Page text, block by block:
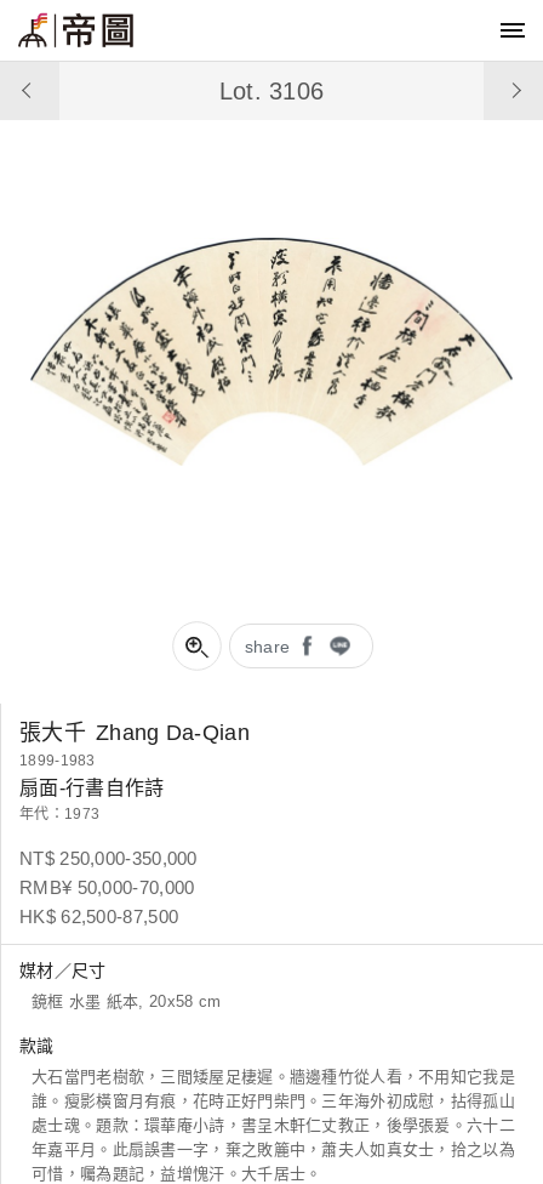
share
Lot. 3106
張大千 Zhang Da-Qian
1899-1983
扇面-行書自作詩
年代：1973
NT$ 250,000-350,000
RMB¥ 50,000-70,000
HK$ 62,500-87,500
媒材／尺寸
鏡框 水墨 紙本, 20x58 cm
款識
大石當門老樹欹，三間矮屋足棲遲。牆邊種竹從人看，不用知它我是
誰。瘦影橫窗月有痕，花時正好門柴門。三年海外初成慰，拈得孤山
處士魂。題款：環華庵小詩，書呈木軒仁丈教正，後學張爰。六十二
年嘉平月。此扇誤書一字，棄之敗簏中，蕭夫人如真女士，拾之以為
可惜，囑為題記，益增愧汗。大千居士。